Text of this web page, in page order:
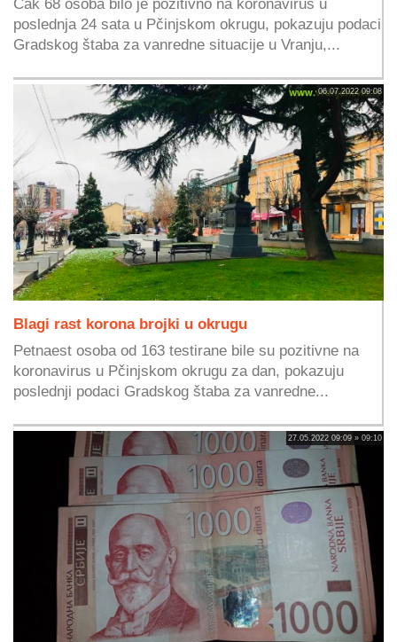
Čak 68 osoba bilo je pozitivno na koronavirus u
poslednja 24 sata u Pčinjskom okrugu, pokazuju podaci
Gradskog štaba za vanredne situacije u Vranju,...
06.07.2022 09:08
Blagi rast korona brojki u okrugu
Petnaest osoba od 163 testirane bile su pozitivne na
koronavirus u Pčinjskom okrugu za dan, pokazuju
poslednji podaci Gradskog štaba za vanredne...
27.05.2022 09:09 » 09:10